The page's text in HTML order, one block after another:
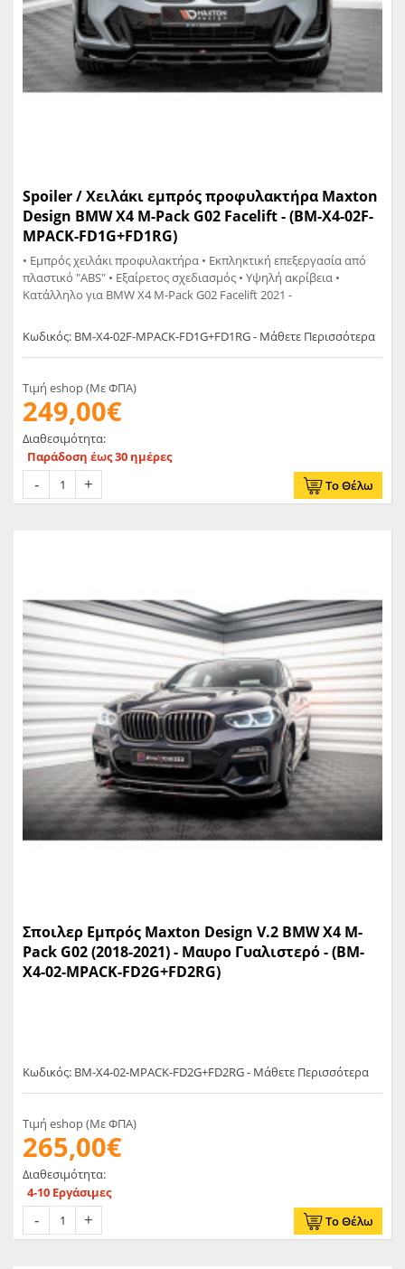
Spoiler / Χειλάκι εμπρός προφυλακτήρα Maxton
Design BMW X4 M-Pack G02 Facelift - (BM-X4-02F-
MPACK-FD1G+FD1RG)
• Εμπρός χειλάκι προφυλακτήρα • Εκπληκτική επεξεργασία από
πλαστικό "ABS" • Εξαίρετος σχεδιασμός • Υψηλή ακρίβεια •
Κατάλληλο για BMW X4 M-Pack G02 Facelift 2021 -
Κωδικός: BM-X4-02F-MPACK-FD1G+FD1RG - Μάθετε Περισσότερα
Τιμή eshop (Με ΦΠΑ)
249,00€
Διαθεσιμότητα:
Παράδοση έως 30 ημέρες
Το Θέλω
Σποιλερ Εμπρός Maxton Design V.2 BMW X4 M-
Pack G02 (2018-2021) - Μαυρο Γυαλιστερό - (BM-
X4-02-MPACK-FD2G+FD2RG)
Κωδικός: BM-X4-02-MPACK-FD2G+FD2RG - Μάθετε Περισσότερα
Τιμή eshop (Με ΦΠΑ)
265,00€
Διαθεσιμότητα:
4-10 Εργάσιμες
Το Θέλω